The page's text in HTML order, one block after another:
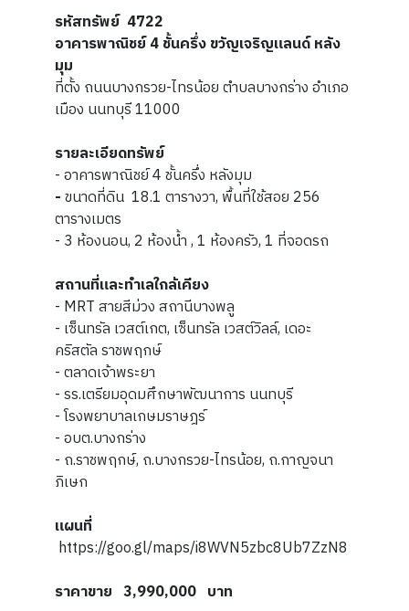
รหัสทรัพย์ 4722
อาคารพาณิชย์ 4 ชั้นครึ่ง ขวัญเจริญแลนด์ หลัง
มุม
ที่ตั้ง ถนนบางกรวย-ไทรน้อย ตำบลบางกร่าง อำเภอ
เมือง นนทบุรี 11000
รายละเอียดทรัพย์
- อาคารพาณิชย์ 4 ชั้นครึ่ง หลังมุม
-ขนาดที่ดิน 18.1 ตารางวา, พื้นที่ใช้สอย 256
ตารางเมตร
- 3 ห้องนอน, 2 ห้องน้ำ , 1 ห้องครัว, 1 ที่จอดรถ
สถานที่และทำเลใกล้เคียง
- MRT สายสีม่วง สถานีบางพลู
- เซ็นทรัล เวสต์เกต, เซ็นทรัล เวสต์วิลล์, เดอะ
คริสตัล ราชพฤกษ์
- ตลาดเจ้าพระยา
- รร.เตรียมอุดมศึกษาพัฒนาการ นนทบุรี
- โรงพยาบาลเกษมราษฎร์
- อบต.บางกร่าง
- ถ.ราชพฤกษ์,​ ถ.บางกรวย-ไทรน้อย, ถ.กาญจนา
ภิเษก
แผนที่
https://goo.gl/maps/i8WVN5zbc8Ub7ZzN8
ราคาขาย 3,990,000 บาท